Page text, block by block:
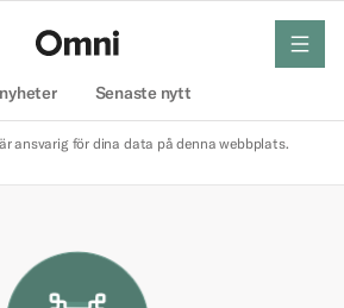
Senaste nytt
meny
ansvarig för dina data på denna webbplats.